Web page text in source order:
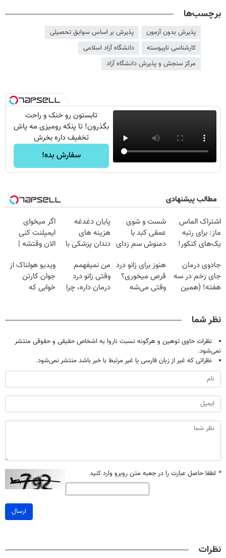
برچسب‌ها
پذیرش بدون آزمون
پذیرش بر اساس سوابق تحصیلی
کارشناسی ناپیوسته
دانشگاه آزاد اسلامی
مرکز سنجش و پذیرش دانشگاه آزاد
تابستون رو خنک و راحت
بگذرون! تا پنکه رومیزی مه پاش
تخفیف داره بخرش
سفارش بده!
مطالب پیشنهادی
اشتراک الماس
ماز: برای رتبه
یک‌های کنکور!
شست و شوی
عمقی کبد با
دمنوش سم زدای
پایان دغدغه
هزینه های
دندان پزشکی با
خانگی
اگر میخوای
ایمپلنت کنی
الان وقتشه |
میلیون تومان!!!
جادوی درمان
جای زخم در سه
هفته! (همین
هنوز برای زانو درد
قرص میخوری؟
وقتی می‌شه
من نمیفهمم
وقتی زانو درد
درمان داره، چرا
ویدیو هولناک از
جوان کارتن
خوابی که
نظر شما
نظرات حاوی توهین و هرگونه نسبت ناروا به اشخاص حقیقی و حقوقی منتشر
نمی‌شود.
نظراتی که غیر از زبان فارسی یا غیر مرتبط با خبر باشد منتشر نمی‌شود.
* لطفا حاصل عبارت را در جعبه متن روبرو وارد کنید
ارسال
نظرات